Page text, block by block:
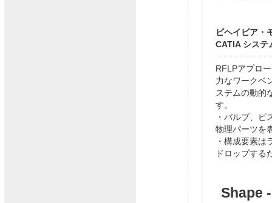
ビヘイビア・
CATIA システ
RFLPアプロ
力なワークベ
ステムの動的
す。
・バルブ、ピ
物理パーツを
・構成要素は
ドロップする
Shape